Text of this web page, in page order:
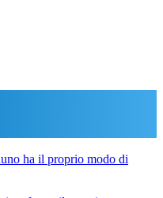
ha il proprio modo di